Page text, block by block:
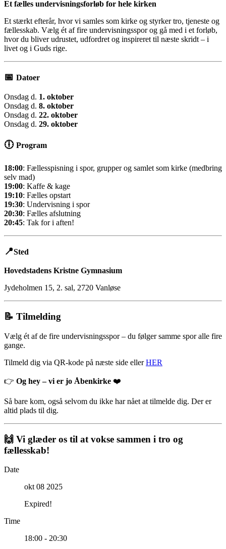
Et fælles undervisningsforløb for hele kirken
Et stærkt efterår, hvor vi samles som kirke og styrker tro, tjeneste og
fællesskab. Vælg ét af fire undervisningsspor og gå med i et forløb,
hvor du bliver udrustet, udfordret og inspireret til næste skridt – i
livet og i Guds rige.
📅 Datoer
Onsdag d. 1. oktober
Onsdag d. 8. oktober
Onsdag d. 22. oktober
Onsdag d. 29. oktober
🕕 Program
18:00: Fællesspisning i spor, grupper og samlet som kirke (medbring
selv mad)
19:00: Kaffe & kage
19:10: Fælles opstart
19:30: Undervisning i spor
20:30: Fælles afslutning
20:45: Tak for i aften!
📍Sted
Hovedstadens Kristne Gymnasium
Jydeholmen 15, 2. sal, 2720 Vanløse
📝 Tilmelding
Vælg ét af de fire undervisningsspor – du følger samme spor alle fire
gange.
Tilmeld dig via QR-kode på næste side ellerHER
👉 Og hey – vi er jo Åbenkirke ❤️
Så bare kom, også selvom du ikke har nået at tilmelde dig. Der er
altid plads til dig.
🙌 Vi glæder os til at vokse sammen i tro og
fællesskab!
Date
okt 08 2025
Expired!
Time
18:00 - 20:30